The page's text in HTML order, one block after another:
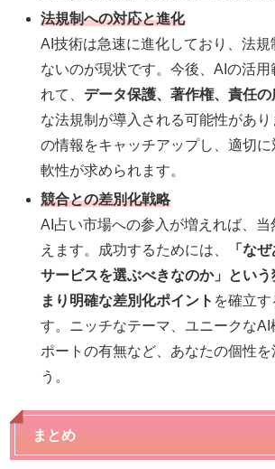
法規制への対応と進化
AI技術は急速に進化しており、法
ないのが現状です。今後、AIの活
れて、 データ保護、著作権、責任の
な法規制が導入される可能性があ
の情報をキャッチアップし、適切
軟性が求められます。
競合との差別化戦略
AI占い市場への参入が増えれば、
えます。成功するためには、
「な
サービスを選ぶべきなのか」
とい
まり 明確な差別化ポイント を確立
す。ニッチなテーマ、ユニークな
ポートの有無など、あなたの個性を
う。
まとめ